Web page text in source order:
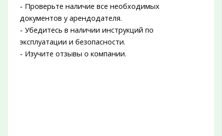
- Проверьте наличие все необходимых
документов у арендодателя.
- Убедитесь в наличии инструкций по
эксплуатации и безопасности.
- Изучите отзывы о компании.